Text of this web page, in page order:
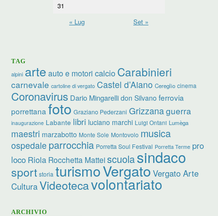
31
« Lug
Set »
TAG
alpini arte auto e motori calcio Carabinieri
carnevale cartoline di vergato Castel d’Aiano Cereglio cinema
Coronavirus Dario Mingarelli don Silvano ferrovia
porrettana foto Graziano Pederzani Grizzanaguerra
inaugurazione Labante libri luciano marchi Luigi Ontani Lumèga
maestri marzabotto Monte Sole Montovolo musica
ospedale parrocchia Porretta Soul Festival Porretta Terme pro
loco Riola Rocchetta Matteiscuolasindaco
sport storia turismoVergato Vergato Arte
CulturaVideotecavolontariato
ARCHIVIO